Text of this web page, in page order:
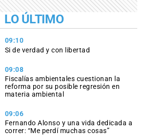
LO ÚLTIMO
09:10
Si de verdad y con libertad
09:08
Fiscalías ambientales cuestionan la
reforma por su posible regresión en
materia ambiental
09:06
Fernando Alonso y una vida dedicada a
correr: “Me perdí muchas cosas”